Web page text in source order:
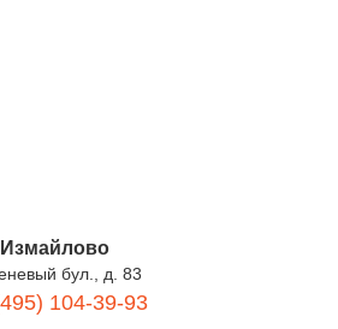
Измайлово
бул., д. 83
104-39-93